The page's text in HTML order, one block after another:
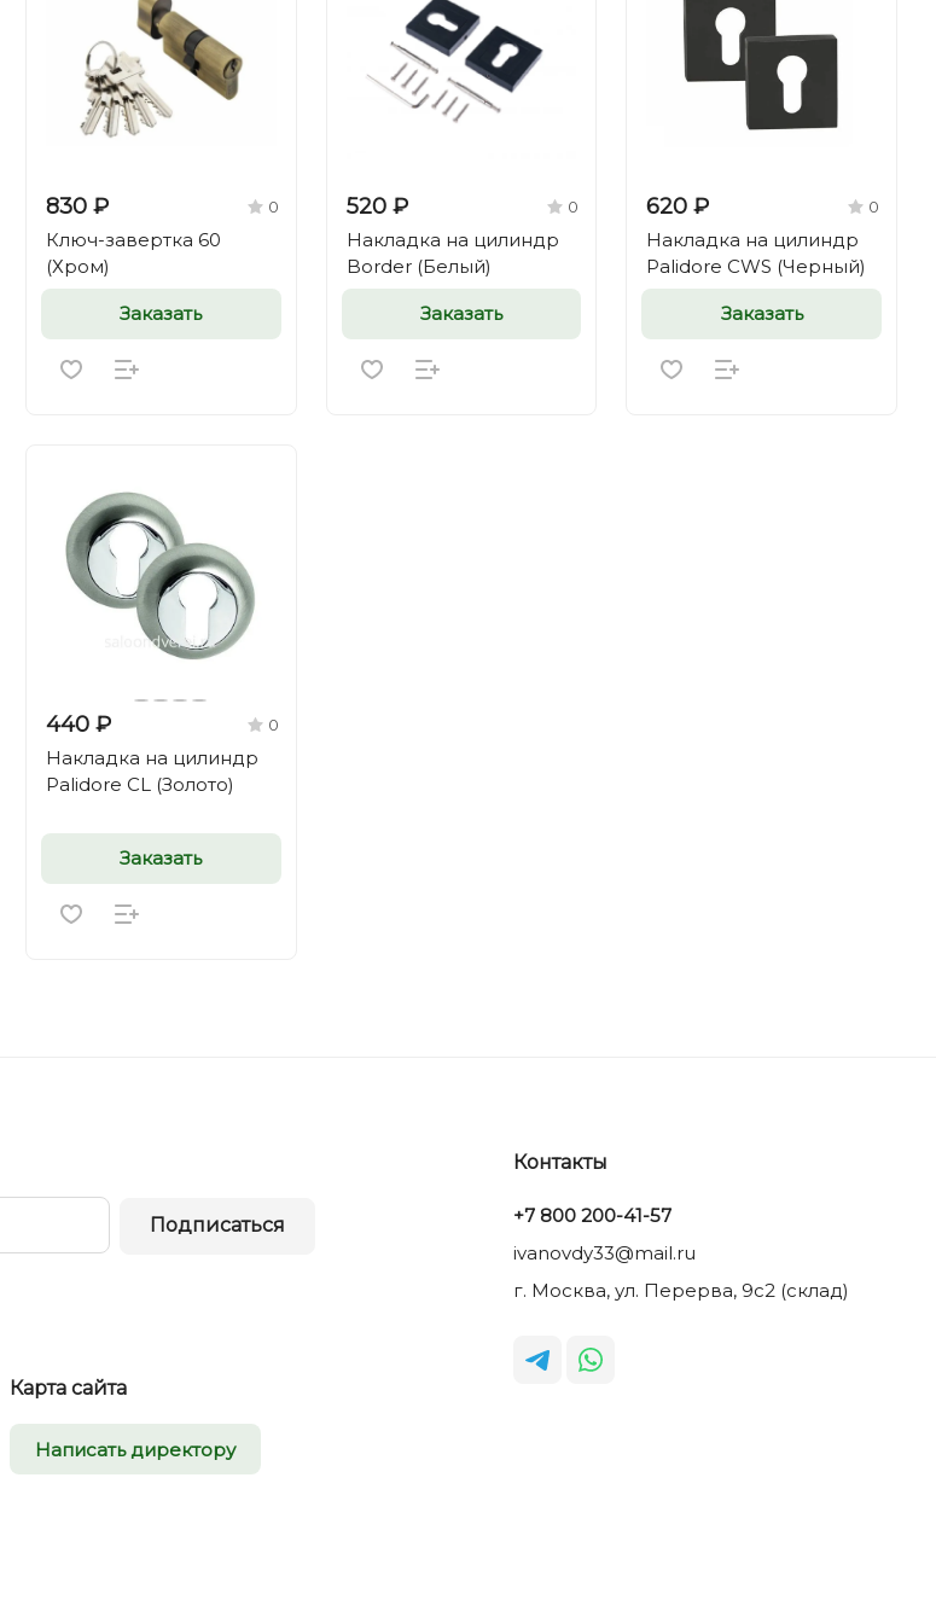
830 ₽ 0
Ключ-завертка 60
(Хром)
Заказать
520 ₽ 0
Накладка на цилиндр
Border (Белый)
Заказать
620 ₽ 0
Накладка на цилиндр
Palidore CWS (Черный)
Заказать
440 ₽ 0
Накладка на цилиндр
Palidore CL (Золото)
Заказать
Подписаться
Карта сайта
Написать директору
Контакты
+7 800 200-41-57
ivanovdy33@mail.ru
г. Москва, ул. Перерва, 9с2 (склад)